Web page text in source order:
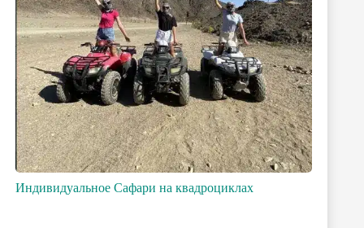
Индивидуальное Сафари на квадроциклах